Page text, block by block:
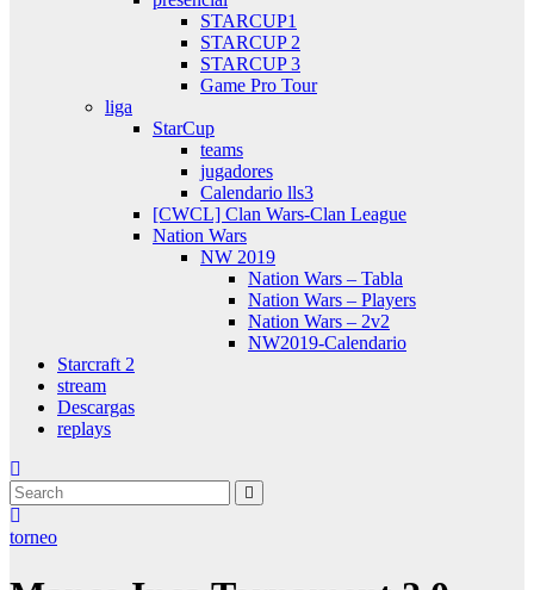
STARCUP1
STARCUP 2
STARCUP 3
Game Pro Tour
liga
StarCup
teams
jugadores
Calendario lls3
[CWCL] Clan Wars-Clan League
Nation Wars
NW 2019
Nation Wars – Tabla
Nation Wars – Players
Nation Wars – 2v2
NW2019-Calendario
Starcraft 2
stream
Descargas
replays
torneo